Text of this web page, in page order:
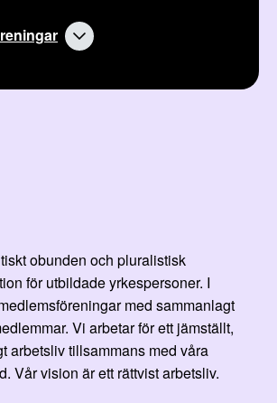
obunden och pluralistisk
för utbildade yrkespersoner. I
med sammanlagt
Vi arbetar för ett jämställt,
arbetsliv tillsammans med våra
Vår vision är ett rättvist arbetsliv.